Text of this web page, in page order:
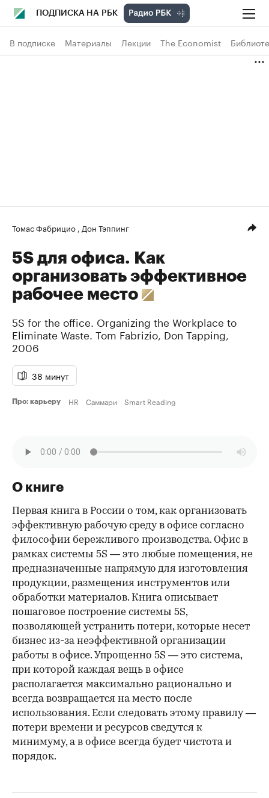
ПОДПИСКА НА РБК
В подписке Материалы Лекции The Economist
Томас Фабрицио Дон Тэппинг
5S для офиса. Как
организовать эффективное
рабочее место
5S for the office. Organizing the Workplace to
Eliminate Waste. Tom Fabrizio Don Tapping
2006
38 минут
Про: карьеру HR Саммари Smart Reading
О книге
Первая книга в России о том, как организовать
эффективную рабочую среду в офисе согласно
философии бережливого производства. Офис в
рамках системы 5S — это любые помещения, не
предназначенные напрямую для изготовления
продукции, размещения инструментов или
обработки материалов. Книга описывает
пошаговое построение системы 5S,
позволяющей устранить потери, которые несет
бизнес из-за неэффективной организации
работы в офисе. Упрощенно 5S — это система,
при которой каждая вещь в офисе
располагается максимально рационально и
всегда возвращается на место после
использования. Если следовать этому правилу —
потери времени и ресурсов сведутся к
минимуму, а в офисе всегда будет чистота и
порядок.